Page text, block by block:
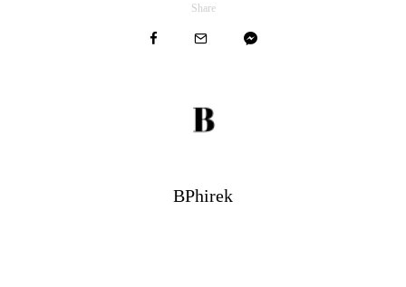
Share
BPhirek